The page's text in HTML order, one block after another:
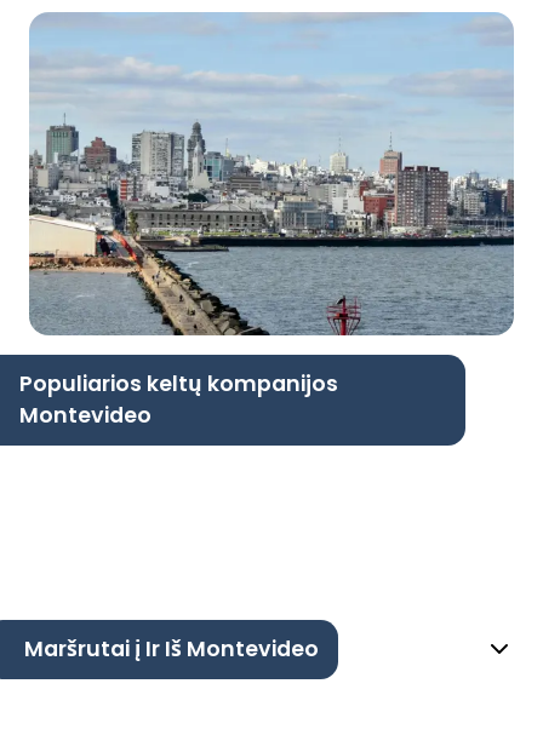
Populiarios keltų kompanijos
Montevideo
Maršrutai į Ir Iš Montevideo